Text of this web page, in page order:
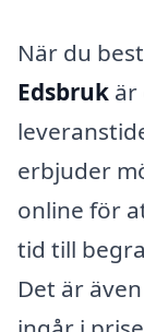
När du
Edsbruk är
erbjuder
online för
tid till
Det är